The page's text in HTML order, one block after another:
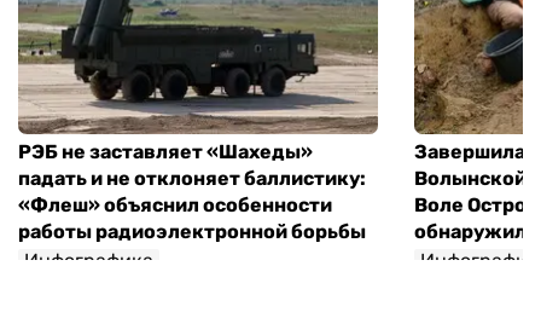
РЭБ не заставляет «Шахеды»
падать и не отклоняет баллистику:
«Флеш» объяснил особенности
работы радиоэлектронной борьбы
Инфографика
Волынской
Воле
обнаружили